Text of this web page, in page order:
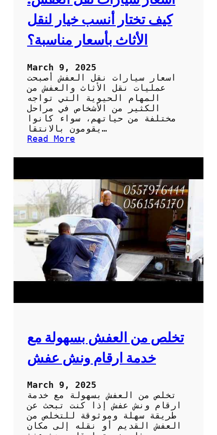
ن
ف
ش
:
خ
ي
ا
ا
ي
ب
ن
ع
ر
ف
ه
ا
كيف تختار أنسب خيار لنقل
الأثاث بأسعار مناسبة؟
March 9, 2025
اسعار سيارات نقل العفش أصبحت
عمليات نقل الأثاث والعفش من
المهام الحيوية التي تواجه
الكثير من الأشخاص في مراحل
مختلفة من حياتهم، سواء كانوا
يقومون بالانتقا…
Read More
س
ا
ر
س
ي
ا
ر
ا
ت
ن
ق
ل
ل
:
ي
ت
خ
ت
ر
تخلص من العفش بسهولة مع
خدمة ارقام ونش عفش
March 9, 2025
تخلص من العفش بسهولة مع خدمة
ارقام ونش عفش إذا كنت تبحث عن
طريقة سهلة وموثوقة للتخلص من
العفش القديم أو نقله إلى مكان